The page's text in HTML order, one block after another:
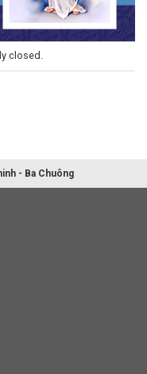
closed.
- Ba Chuông